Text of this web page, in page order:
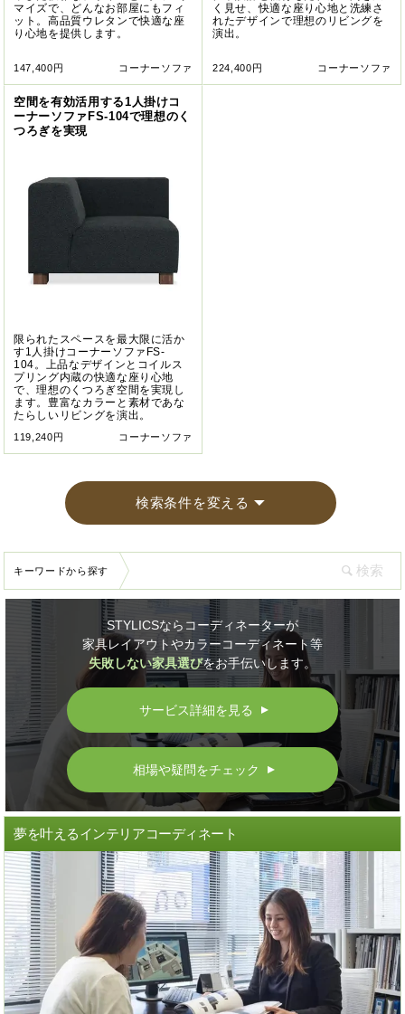
マイズで、どんなお部屋にもフィ
ット。高品質ウレタンで快適な座
り心地を提供します。
147,400円 コーナーソファ
く見せ、快適な座り心地と洗練さ
れたデザインで理想のリビングを
演出。
224,400円 コーナーソファ
空間を有効活用する1人掛けコ
ーナーソファFS-104で理想のく
つろぎを実現
限られたスペースを最大限に活か
す1人掛けコーナーソファFS-
104。上品なデザインとコイルス
プリング内蔵の快適な座り心地
で、理想のくつろぎ空間を実現し
ます。豊富なカラーと素材であな
たらしいリビングを演出。
119,240円 コーナーソファ
検索条件を変える
キーワードから探す
STYLICSならコーディネーターが
家具レイアウトやカラーコーディネート等
失敗しない家具選びをお手伝いします。
サービス詳細を見る ▲
相場や疑問をチェック ▲
夢を叶えるインテリアコーディネート